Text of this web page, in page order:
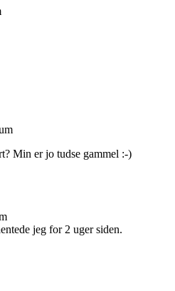
Min er jo tudse gammel :-)
jeg for 2 uger siden.